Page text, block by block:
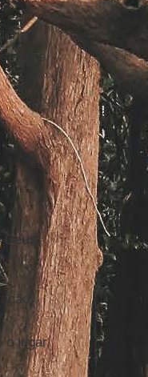
Deus.
o lugar,